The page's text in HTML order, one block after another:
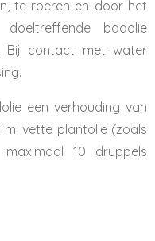
te roeren en door het
badolie
Bij contact met water
een verhouding van
ml vette plantolie (zoals
10 druppels